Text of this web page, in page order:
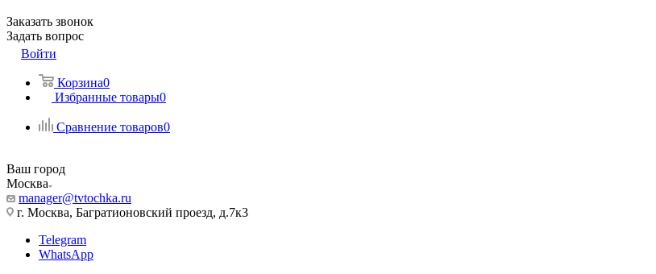
Заказать звонок
Задать вопрос
Войти
Корзина0
Избранные товары0
Сравнение товаров0
Ваш город
Москва
manager@tvtochka.ru
г. Москва, Багратионовский проезд, д.7к3
Telegram
WhatsApp